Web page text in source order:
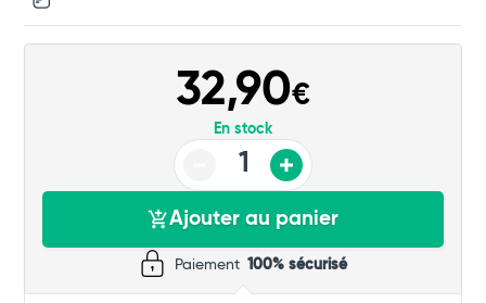
32,90€
En stock
Ajouter au panier
Paiement 100% sécurisé